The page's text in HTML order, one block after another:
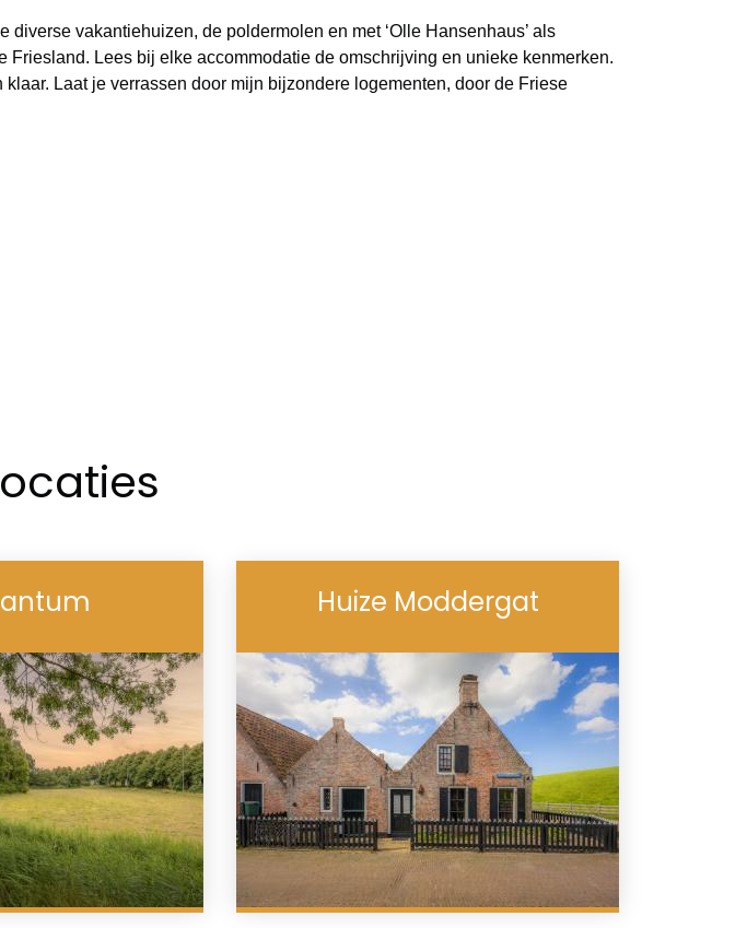
vakantiehuizen, de poldermolen en met ‘Olle Hansenhaus’ als
Lees bij elke accommodatie de omschrijving en unieke kenmerken.
Laat je verrassen door mijn bijzondere logementen, door de Friese
Huize Moddergat